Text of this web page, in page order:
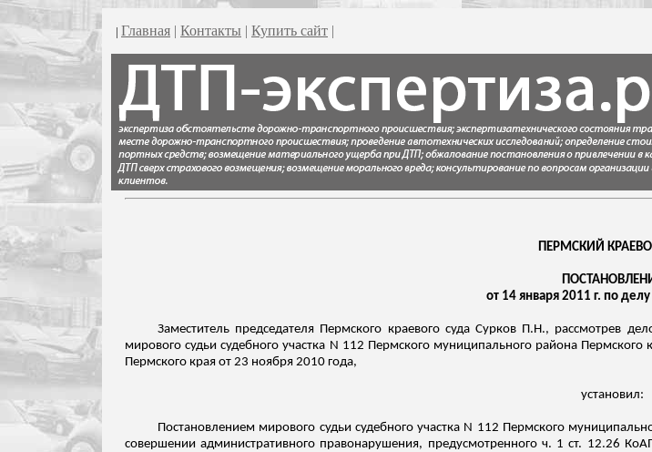
| Главная | Контакты | Купить сайт |
ПЕРМСКИЙ
от 14 января 2011 г. по
Заместитель председателя Пермского краевого суда Сурков П.Н., рассмотрев
мирового судьи судебного участка N 112 Пермского муниципального района
Пермского края от 23 ноября 2010 года,
установил:
Постановлением мирового судьи судебного участка N 112 Пермского
совершении административного правонарушения, предусмотренного ч. 1 ст. 12.26